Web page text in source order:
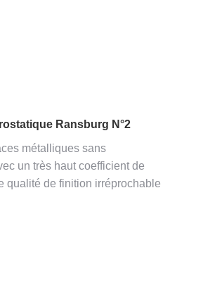
Ransburg N°2
métalliques sans
un très haut coefficient de
qualité de finition irréprochable